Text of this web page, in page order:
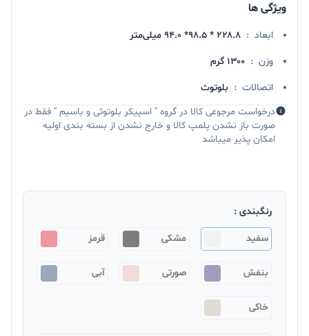
ویژگی ها
ابعاد : ۲۲۸.۸ * ۹۸.۵* ۹۴.۰ میلی‌متر
وزن : ۱۳۰۰ گرم
اتصالات : بلوتوث
درخواست مرجوعی کالا در گروه " اسپیکر بلوتوثی و باسیم " فقط در
صورت باز نشدن پلمپ کالا و خارج نشدن از بسته بندی اولیه
امکان پذیر میباشد
رنگبندی :
سفید مشکی قرمز
بنفش صورتی آبی
خاکی